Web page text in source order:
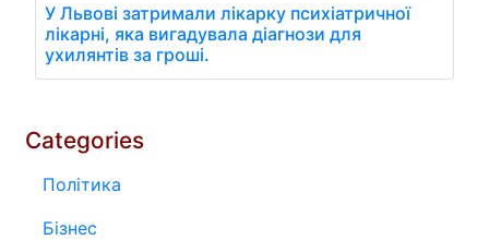
У Львові затримали лікарку психіатричної
лікарні, яка вигадувала діагнози для
ухилянтів за гроші.
Categories
Політика
Бізнес